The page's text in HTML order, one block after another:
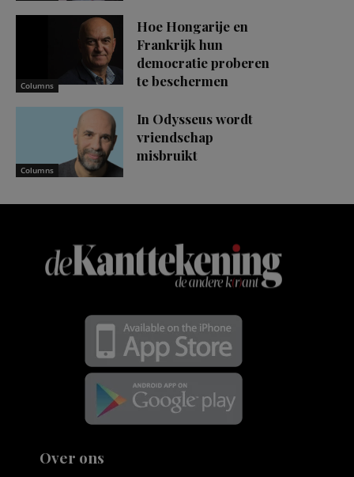
Columns
Hoe Hongarije en
Frankrijk hun
democratie proberen
te beschermen
Columns
In Odysseus wordt
vriendschap
misbruikt
Over ons